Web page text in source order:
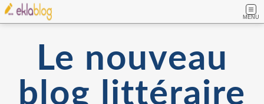
MENU
Le nouveau
blog littéraire